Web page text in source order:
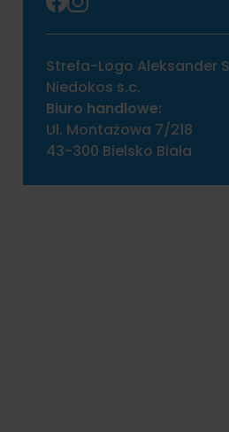
Strefa-Logo Aleksander
Niedokos s.c.
Biuro handlowe:
Ul. Montażowa 7/218
43-300 Bielsko Biała